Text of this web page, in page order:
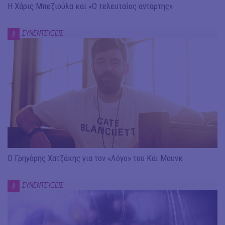
Η Χάρις Μπεζιούλα και «Ο τελευταίος αντάρτης»
# ΣΥΝΕΝΤΕΥΞΕΙΣ
Ο Γρηγόρης Χατζάκης για τον «Λόγο» του Κάι Μουνκ
# ΣΥΝΕΝΤΕΥΞΕΙΣ